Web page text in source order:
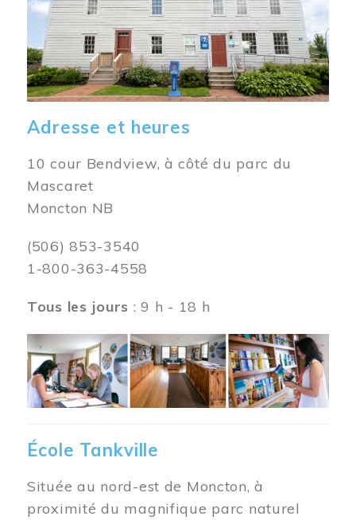
Adresse et heures
10 cour Bendview, à côté du parc du
Mascaret
Moncton NB
(506) 853-3540
1-800-363-4558
Tous les jours : 9 h - 18 h
Image
École Tankville
Située au nord-est de Moncton, à
proximité du magnifique parc naturel